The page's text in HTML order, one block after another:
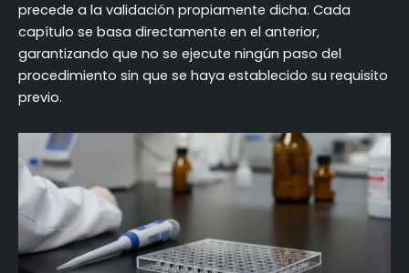
precede a la validación propiamente dicha. Cada
capítulo se basa directamente en el anterior,
garantizando que no se ejecute ningún paso del
procedimiento sin que se haya establecido su requisito
previo.